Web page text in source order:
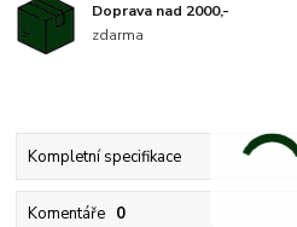
Doprava nad 2000,-
zdarma
Kompletní specifikace
Komentáře 0